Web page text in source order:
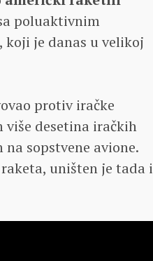
poluaktivnim
koji je danas u velikoj
protiv iračke
desetina iračkih
sopstvene avione.
uništen je tada i